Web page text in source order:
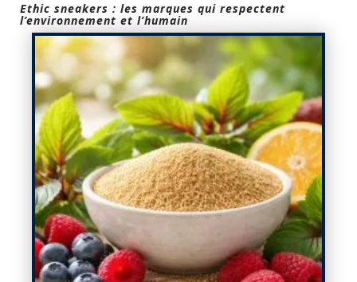
Ethic sneakers : les marques qui respectent
l’environnement et l’humain